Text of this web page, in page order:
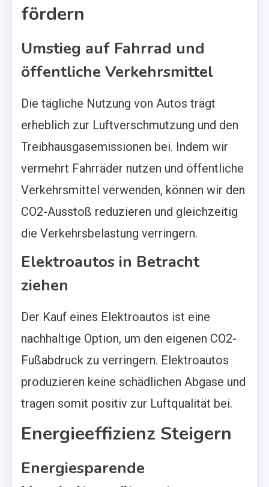
fördern
Umstieg auf Fahrrad und
öffentliche Verkehrsmittel
Die tägliche Nutzung von Autos trägt
erheblich zur Luftverschmutzung und den
Treibhausgasemissionen bei. Indem wir
vermehrt Fahrräder nutzen und öffentliche
Verkehrsmittel verwenden, können wir den
CO2-Ausstoß reduzieren und gleichzeitig
die Verkehrsbelastung verringern.
Elektroautos in Betracht
ziehen
Der Kauf eines Elektroautos ist eine
nachhaltige Option, um den eigenen CO2-
Fußabdruck zu verringern. Elektroautos
produzieren keine schädlichen Abgase und
tragen somit positiv zur Luftqualität bei.
Energieeffizienz Steigern
Energiesparende